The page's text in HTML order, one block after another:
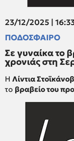
23/12/2025 |
ΠΟΔΟΣΦΑΙΡΟ
Σε γυναίκα το
χρονιάς στη
Η Λίντια
το βραβείο του